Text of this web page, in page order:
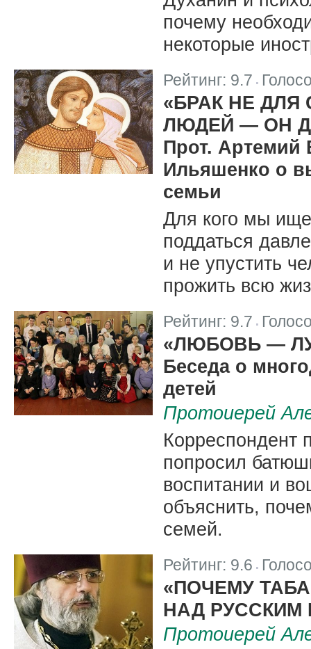
почему
некоторые
Рейтинг: 9.7
«БРАК НЕ ДЛЯ
ЛЮДЕЙ — ОН
Прот. Артемий
Ильяшенко о
семьи
Для кого мы
поддаться
и не упустить
прожить всю
Рейтинг: 9.7
«ЛЮБОВЬ —
Беседа о
детей
Протоиерей
Корреспондент
попросил
воспитании и
объяснить,
семей.
Рейтинг: 9.6
«ПОЧЕМУ
НАД РУССКИМ
Протоиерей